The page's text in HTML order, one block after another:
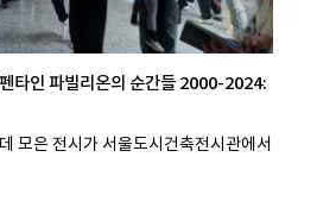
타인 파빌리온의 순간들 2000-2024:
모은 전시가 서울도시건축전시관에서